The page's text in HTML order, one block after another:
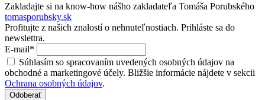
Zakladajte si na know-how nášho zakladateľa Tomáša Porubského
tomasporubsky.sk
Profitujte z našich znalostí o nehnuteľnostiach. Prihláste sa do
newslettra.
E-mail*
Súhlasím so spracovaním uvedených osobných údajov na
obchodné a marketingové účely. Bližšie informácie nájdete v sekcii
Ochrana osobných údajov.
Odoberať